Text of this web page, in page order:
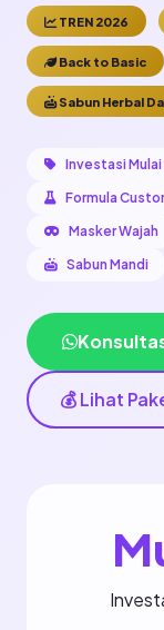
TREN 2026
Back to Basic
Sabun Herbal
Investasi Mulai
Formula
Masker Wajah
Sabun Mandi
💰 Lihat